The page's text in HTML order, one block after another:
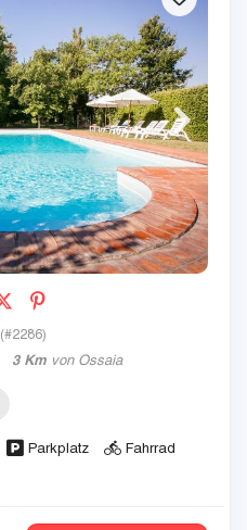
(#2286)
3 Km von Ossaia
Parkplatz
Fahrrad